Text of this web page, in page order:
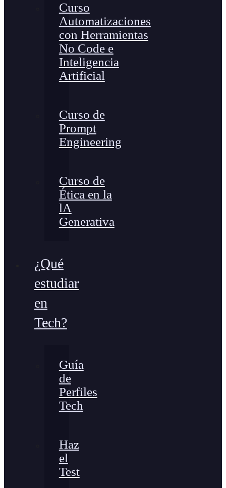
Curso
Automatizaciones
con Herramientas
No Code e
Inteligencia
Artificial
Curso de
Prompt
Engineering
Curso de
Ética en la
lA
Generativa
¿Qué
estudiar
en
Tech?
Guía
de
Perfiles
Tech
Haz
el
Test